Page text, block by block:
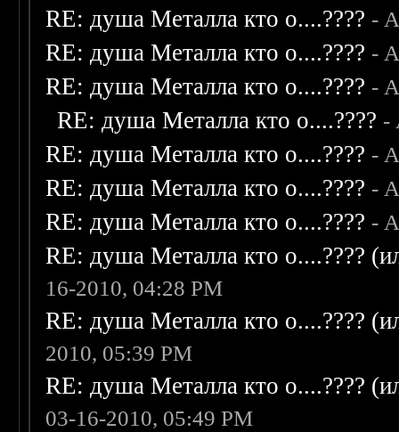
RE: душа Металла кто о....???? -
RE: душа Металла кто о....???? -
RE: душа Металла кто о....???? -
RE: душа Металла кто о....???? -
RE: душа Металла кто о....???? -
RE: душа Металла кто о....???? -
RE: душа Металла кто о....???? -
RE: душа Металла кто о....????
16-2010, 04:28 PM
RE: душа Металла кто о....????
2010, 05:39 PM
RE: душа Металла кто о....????
03-16-2010, 05:49 PM